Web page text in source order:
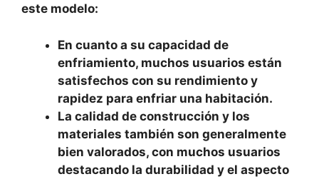
este modelo:
En cuanto a su capacidad de
enfriamiento, muchos usuarios están
satisfechos con su rendimiento y
rapidez para enfriar una habitación.
La calidad de construcción y los
materiales también son generalmente
bien valorados, con muchos usuarios
destacando la durabilidad y el aspecto